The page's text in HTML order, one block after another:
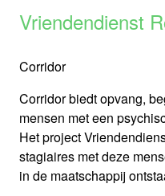
Vriendendienst
Corridor
Corridor biedt opvang,
mensen met een
Het project
stagiaires met deze
in de maatschappij